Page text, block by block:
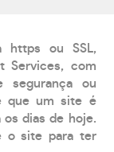
https ou SSL,
Services, com
segurança ou
que um site é
dias de hoje.
o site para ter